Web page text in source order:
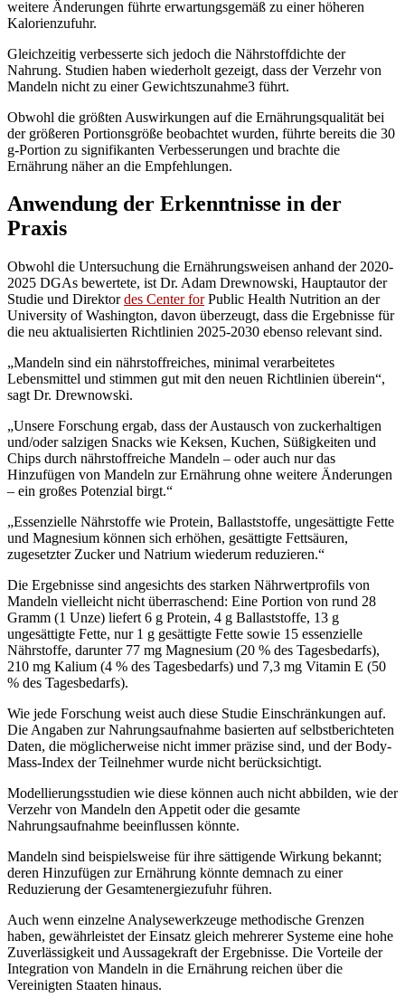
weitere Änderungen führte erwartungsgemäß zu einer höheren
Kalorienzufuhr.
Gleichzeitig verbesserte sich jedoch die Nährstoffdichte der
Nahrung. Studien haben wiederholt gezeigt, dass der Verzehr von
Mandeln nicht zu einer Gewichtszunahme3 führt.
Obwohl die größten Auswirkungen auf die Ernährungsqualität bei
der größeren Portionsgröße beobachtet wurden, führte bereits die 30
g-Portion zu signifikanten Verbesserungen und brachte die
Ernährung näher an die Empfehlungen.
Anwendung der Erkenntnisse in der
Praxis
Obwohl die Untersuchung die Ernährungsweisen anhand der 2020-
2025 DGAs bewertete, ist Dr. Adam Drewnowski, Hauptautor der
Studie und Direktordes Center forPublic Health Nutrition an der
University of Washington, davon überzeugt, dass die Ergebnisse für
die neu aktualisierten Richtlinien 2025-2030 ebenso relevant sind.
„Mandeln sind ein nährstoffreiches, minimal verarbeitetes
Lebensmittel und stimmen gut mit den neuen Richtlinien überein“,
sagt Dr. Drewnowski.
„Unsere Forschung ergab, dass der Austausch von zuckerhaltigen
und/oder salzigen Snacks wie Keksen, Kuchen, Süßigkeiten und
Chips durch nährstoffreiche Mandeln – oder auch nur das
Hinzufügen von Mandeln zur Ernährung ohne weitere Änderungen
– ein großes Potenzial birgt.“
„Essenzielle Nährstoffe wie Protein, Ballaststoffe, ungesättigte Fette
und Magnesium können sich erhöhen, gesättigte Fettsäuren,
zugesetzter Zucker und Natrium wiederum reduzieren.“
Die Ergebnisse sind angesichts des starken Nährwertprofils von
Mandeln vielleicht nicht überraschend: Eine Portion von rund 28
Gramm (1 Unze) liefert 6 g Protein, 4 g Ballaststoffe, 13 g
ungesättigte Fette, nur 1 g gesättigte Fette sowie 15 essenzielle
Nährstoffe, darunter 77 mg Magnesium (20 % des Tagesbedarfs),
210 mg Kalium (4 % des Tagesbedarfs) und 7,3 mg Vitamin E (50
% des Tagesbedarfs).
Wie jede Forschung weist auch diese Studie Einschränkungen auf.
Die Angaben zur Nahrungsaufnahme basierten auf selbstberichteten
Daten, die möglicherweise nicht immer präzise sind, und der Body-
Mass-Index der Teilnehmer wurde nicht berücksichtigt.
Modellierungsstudien wie diese können auch nicht abbilden, wie der
Verzehr von Mandeln den Appetit oder die gesamte
Nahrungsaufnahme beeinflussen könnte.
Mandeln sind beispielsweise für ihre sättigende Wirkung bekannt;
deren Hinzufügen zur Ernährung könnte demnach zu einer
Reduzierung der Gesamtenergiezufuhr führen.
Auch wenn einzelne Analysewerkzeuge methodische Grenzen
haben, gewährleistet der Einsatz gleich mehrerer Systeme eine hohe
Zuverlässigkeit und Aussagekraft der Ergebnisse. Die Vorteile der
Integration von Mandeln in die Ernährung reichen über die
Vereinigten Staaten hinaus.